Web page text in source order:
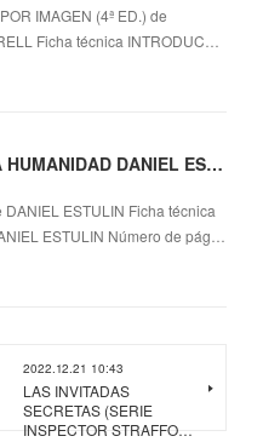
IMAGEN (4ª ED.) de
Ficha técnica INTRODUC…
Descargar EL DESTINO DE LA HUMANIDAD DANIEL ESTULIN Gratis - EPUB, PDF y MOBI
ESTULIN Ficha técnica
ESTULIN Número de pág…
2022.12.21 10:43
LAS INVITADAS
SECRETAS (SERIE
INSPECTOR STRAFFO…